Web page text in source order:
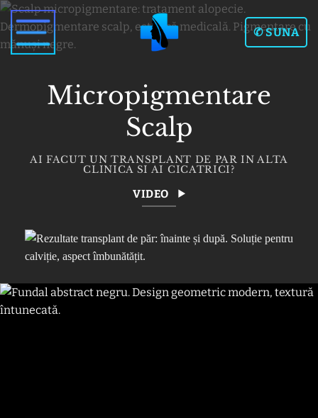
Skip
to
content
✆ SUNA
Micropigmentare
Scalp
AI FACUT UN TRANSPLANT DE PAR IN ALTA
CLINICA SI AI CICATRICI?
VIDEO